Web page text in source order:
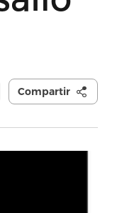
Compartir